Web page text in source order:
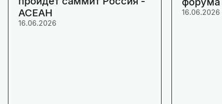
АСЕАН
16.06.2026
16.06.2026